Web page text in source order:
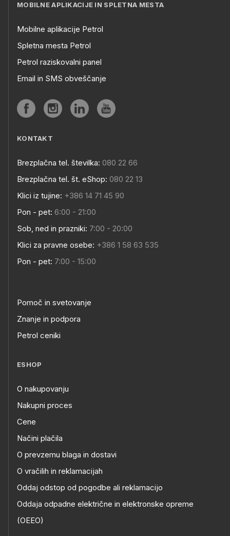
MOBILNE APLIKACIJE IN SPLETNA MESTA
Mobilne aplikacije Petrol
Spletna mesta Petrol
Petrol raziskovalni panel
Email in SMS obveščanje
KONTAKT
Brezplačna tel. številka: 080 22 66
Brezplačna tel. št. eShop: 080 22 13
Klici iz tujine: +386 14 71 45 90
Pon - pet: 6:00 - 21:00
Sob, ned in prazniki: 7:00 - 20:00
Klici za pravne osebe: +386 1 58 63 535
Pon - pet: 7:00 - 15:00
Pomoč in svetovanje
Znanje in podpora
Petrol ceniki
ESHOP
O nakupovanju
Nakupni proces
Cene
Načini plačila
O prevzemu blaga in dostavi
O vračilih in reklamacijah
Oddaj odstop od pogodbe ali reklamacijo
Oddaja odpadne električne in elektronske opreme
(OEEO)